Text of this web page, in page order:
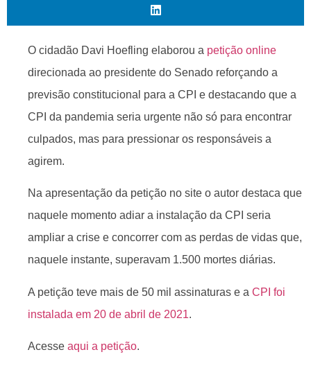
O cidadão Davi Hoefling elaborou a petição online
direcionada ao presidente do Senado reforçando a
previsão constitucional para a CPI e destacando que a
CPI da pandemia seria urgente não só para encontrar
culpados, mas para pressionar os responsáveis a
agirem.
Na apresentação da petição no site o autor destaca que
naquele momento adiar a instalação da CPI seria
ampliar a crise e concorrer com as perdas de vidas que,
naquele instante, superavam 1.500 mortes diárias.
A petição teve mais de 50 mil assinaturas e a CPI foi
instalada em 20 de abril de 2021.
Acesse aqui a petição.